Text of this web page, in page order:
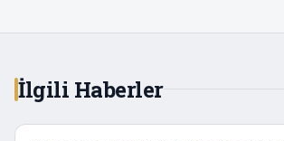
İlgili Haberler